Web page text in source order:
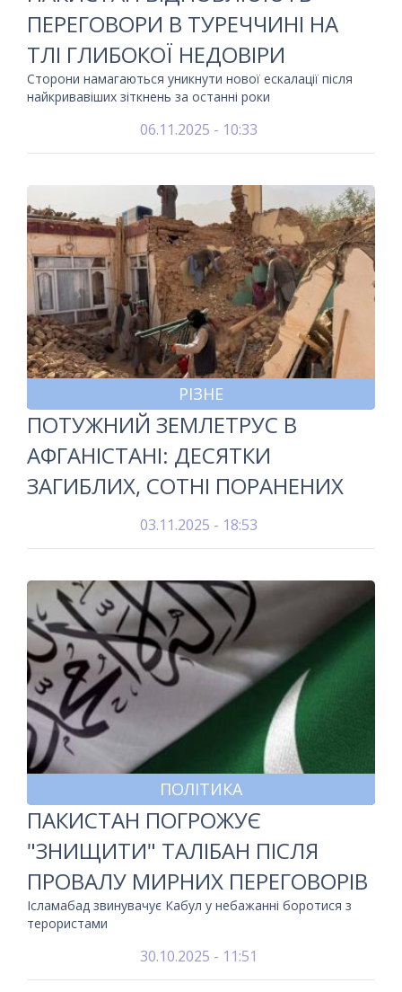
ПЕРЕГОВОРИ В ТУРЕЧЧИНІ НА
ТЛІ ГЛИБОКОЇ НЕДОВІРИ
Сторони намагаються уникнути нової ескалації після
найкривавіших зіткнень за останні роки
06.11.2025 - 10:33
РІЗНЕ
ПОТУЖНИЙ ЗЕМЛЕТРУС В
АФГАНІСТАНІ: ДЕСЯТКИ
ЗАГИБЛИХ, СОТНІ ПОРАНЕНИХ
03.11.2025 - 18:53
ПОЛІТИКА
ПАКИСТАН ПОГРОЖУЄ
"ЗНИЩИТИ" ТАЛІБАН ПІСЛЯ
ПРОВАЛУ МИРНИХ ПЕРЕГОВОРІВ
Ісламабад звинувачує Кабул у небажанні боротися з
терористами
30.10.2025 - 11:51